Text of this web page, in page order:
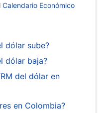
Calendario Económico
dólar sube?
dólar baja?
del dólar en
en Colombia?